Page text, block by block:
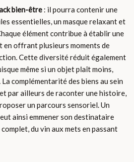
bien-être : il pourra contenir une
essentielles, un masque relaxant et
élément contribue à établir une
en offrant plusieurs moments de
Cette diversité réduit également
même si un objet plaît moins,
complémentarité des biens au sein
par ailleurs de raconter une histoire,
un parcours sensoriel. Un
ainsi emmener son destinataire
du vin aux mets en passant